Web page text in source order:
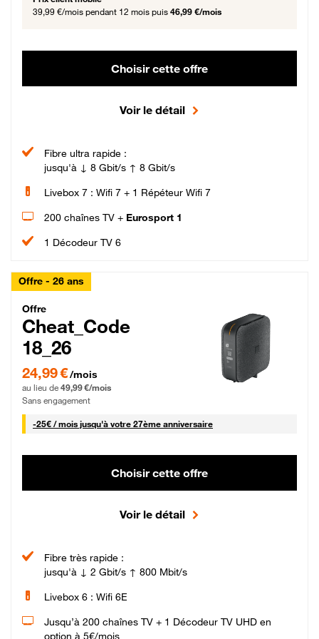
39,99 €/mois pendant 12 mois puis 46,99 €/mois
Choisir cette offre
Voir le détail
Fibre ultra rapide :
jusqu'à ↓ 8 Gbit/s ↑ 8 Gbit/s
Livebox 7 : Wifi 7 + 1 Répéteur Wifi 7
200 chaînes TV + Eurosport 1
1 Décodeur TV 6
Offre - 26 ans
Cheat_Code Fibre_18_26
Offre
Cheat_Code
18_26
24,99 € par mois pendant 0 mois puis 49,99 € par mois, Sans engagement
24,99 €/mois
au lieu de 49,99 €/mois
Sans engagement
-25€ / mois25 € par mois
jusqu'à votre 27ème anniversaire
Choisir cette offre
Voir le détail
Fibre très rapide :
jusqu'à ↓ 2 Gbit/s ↑ 800 Mbit/s
Livebox 6 : Wifi 6E
Jusqu’à 200 chaînes TV + 1 Décodeur TV UHD en
option à 5€/mois